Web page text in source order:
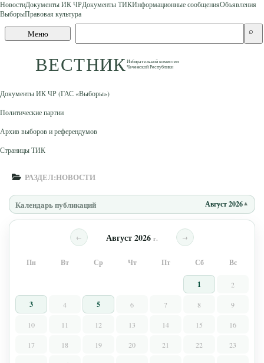
Skip to content
НовостиДокументы ИК ЧРДокументы ТИКИнформационные сообщенияОбъявления
ВыборыПравовая культура
Меню
ВЕСТНИКИзбирательной комиссии
Чеченской Республики
сайту
⌕
Документы ИК ЧР (ГАС «Выборы»)
Политические партии
Архив выборов и референдумов
Страницы ТИК
РАЗДЕЛ:НОВОСТИ
Календарь публикаций Август 2026
← Август 2026 г. →
Пн Вт Ср Чт Пт Сб Вс
1 2
3 4 5 6 7 8 9
10 11 12 13 14 15 16
17 18 19 20 21 22 23